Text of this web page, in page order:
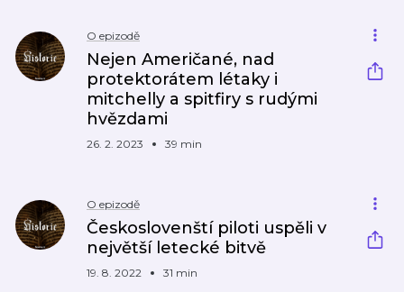
O epizodě
Nejen Američané, nad
protektorátem létaky i
mitchelly a spitfiry s rudými
hvězdami
26. 2. 2023 39 min
O epizodě
Českoslovenští piloti uspěli v
největší letecké bitvě
19. 8. 2022 31 min